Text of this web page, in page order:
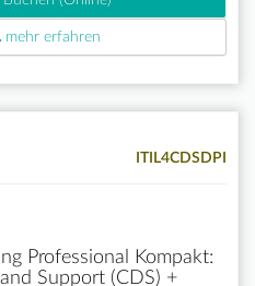
mehr erfahren
ITIL4CDSDPI
Professional Kompakt:
Support (CDS) +